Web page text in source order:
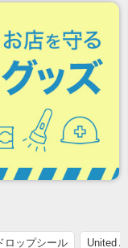
ロップシール United